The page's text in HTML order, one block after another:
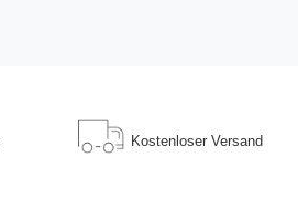
Kostenloser Versand